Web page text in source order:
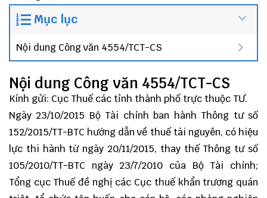
Mục lục
Nội dung Công văn 4554/TCT-CS
Nội dung Công văn 4554/TCT-CS
Kính gửi: Cục Thuế các tỉnh thành phố trực thuộc TƯ.
Ngày 23/10/2015 Bộ Tài chính ban hành Thông tư số
152/2015/TT-BTC hướng dẫn về thuế tài nguyên, có hiệu
lực thi hành từ ngày 20/11/2015, thay thế Thông tư số
105/2010/TT-BTC ngày 23/7/2010 của Bộ Tài chính;
Tổng cục Thuế đề nghị các Cục thuế khẩn trương quán